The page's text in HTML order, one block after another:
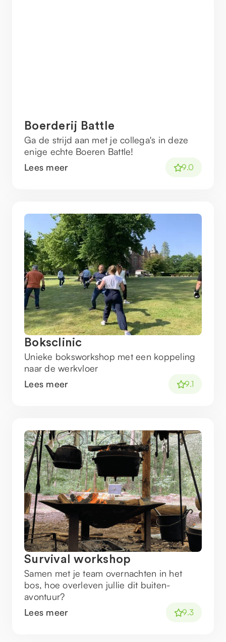
Boerderij Battle
Ga de strijd aan met je collega's in deze
enige echte Boeren Battle!
Lees meer
9.0
Boksclinic
Unieke boksworkshop met een koppeling
naar de werkvloer
Lees meer
9.1
Survival workshop
Samen met je team overnachten in het
bos, hoe overleven jullie dit buiten-
avontuur?
Lees meer
9.3